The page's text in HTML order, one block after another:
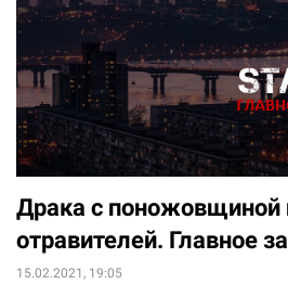
Драка с поножовщиной
отравителей. Главное
15.02.2021, 19:05